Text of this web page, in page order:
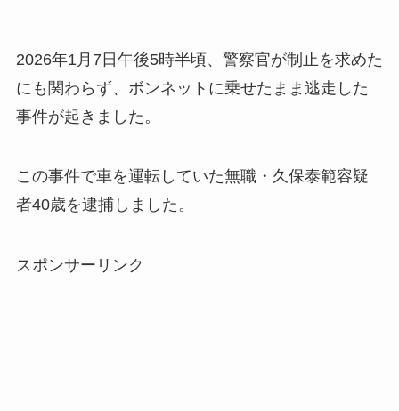
2026年1月7日午後5時半頃、警察官が制止を求めた
にも関わらず、ボンネットに乗せたまま逃走した
事件が起きました。
この事件で車を運転していた無職・久保泰範容疑
者40歳を逮捕しました。
スポンサーリンク